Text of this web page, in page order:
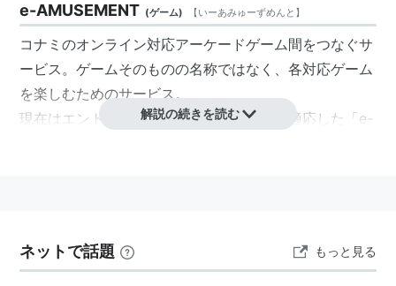
e-AMUSEMENT (ゲーム) 【いーあみゅーずめんと 】
コナミのオンライン対応アーケードゲーム間をつなぐサ
ービス。ゲームそのものの名称ではなく、各対応ゲーム
を楽しむためのサービス。
現在はエントリーカードに「ICカード」を適応した「e-
BATTLE CLIMAXX!シリーズ
解説の続きを読む
ネットで話題 もっと見る